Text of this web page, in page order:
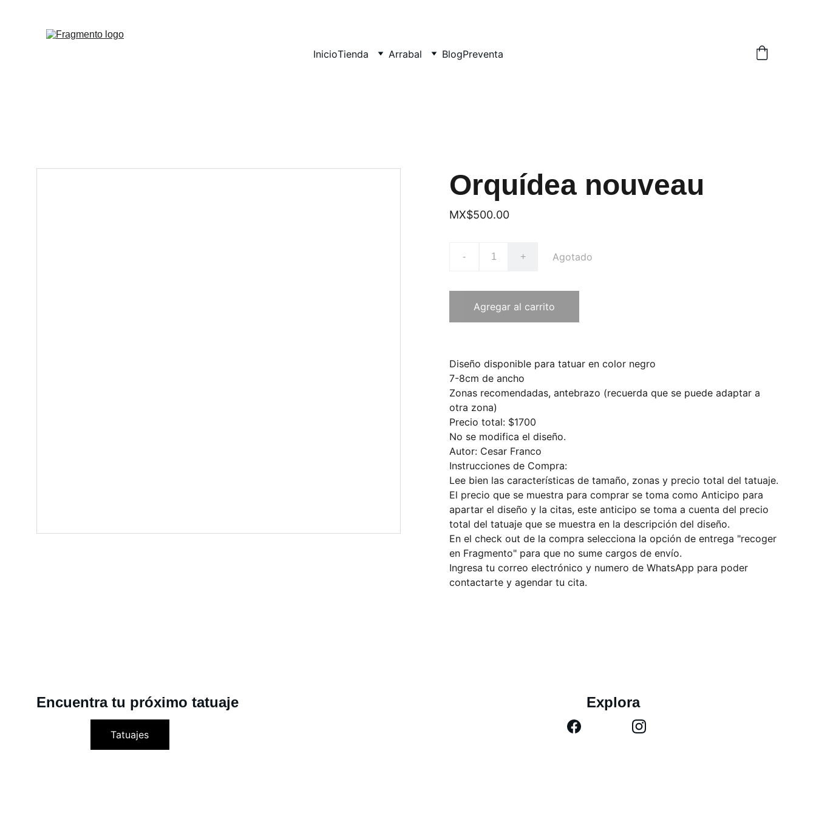
InicioTienda Arrabal BlogPreventa
Orquídea nouveau
MX$500.00
- + Agotado
Agregar al carrito
Diseño disponible para tatuar en color negro
7-8cm de ancho
Zonas recomendadas, antebrazo (recuerda que se puede adaptar a
otra zona)
Precio total: $1700
No se modifica el diseño.
Autor: Cesar Franco
Instrucciones de Compra:
Lee bien las características de tamaño, zonas y precio total del tatuaje.
El precio que se muestra para comprar se toma como Anticipo para
apartar el diseño y la citas, este anticipo se toma a cuenta del precio
total del tatuaje que se muestra en la descripción del diseño.
En el check out de la compra selecciona la opción de entrega "recoger
en Fragmento" para que no sume cargos de envío.
Ingresa tu correo electrónico y numero de WhatsApp para poder
contactarte y agendar tu cita.
Explora
Encuentra tu próximo tatuaje
Tatuajes